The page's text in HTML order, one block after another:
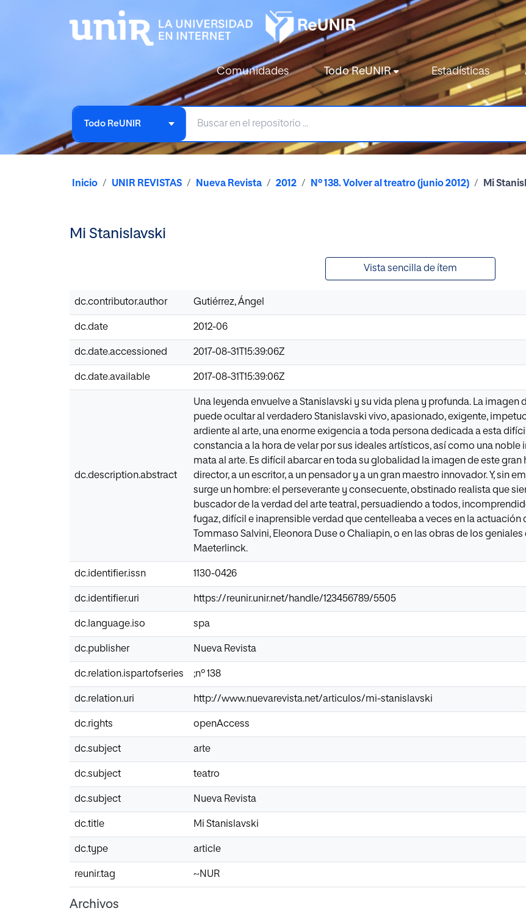
Comunidades Todo ReUNIR Estadísticas
Todo ReUNIR
Inicio UNIR REVISTAS Nueva Revista 2012 Nº 138. Volver al treatro (junio 2012) Mi
Mi Stanislavski
Vista sencilla de ítem
dc.contributor.author Gutiérrez, Ángel
dc.date 2012-06
dc.date.accessioned 2017-08-31T15:39:06Z
dc.date.available 2017-08-31T15:39:06Z
dc.description.abstract
Una leyenda envuelve a Stanislavski y su vida plena y profunda. La imagen
puede ocultar al verdadero Stanislavski vivo, apasionado, exigente,
ardiente al arte, una enorme exigencia a toda persona dedicada a esta
constancia a la hora de velar por sus ideales artísticos, así como una
mata al arte. Es difícil abarcar en toda su globalidad la imagen de este gran
director, a un escritor, a un pensador y a un gran maestro innovador. Y, sin
surge un hombre: el perseverante y consecuente, obstinado realista que
buscador de la verdad del arte teatral, persuadiendo a todos,
fugaz, difícil e inaprensible verdad que centelleaba a veces en la
Tommaso Salvini, Eleonora Duse o Chaliapin, o en las obras de los
Maeterlinck.
dc.identifier.issn 1130-0426
dc.identifier.uri https://reunir.unir.net/handle/123456789/5505
dc.language.iso spa
dc.publisher Nueva Revista
dc.relation.ispartofseries ;nº 138
dc.relation.uri http://www.nuevarevista.net/articulos/mi-stanislavski
dc.rights openAccess
dc.subject arte
dc.subject teatro
dc.subject Nueva Revista
dc.title Mi Stanislavski
dc.type article
reunir.tag ~NUR
Archivos